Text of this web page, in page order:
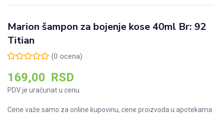
Marion šampon za bojenje kose 40ml Br: 92
Titian
(0 ocena)
169,00 RSD
PDV je uračunat u cenu.
Cene važe samo za online kupovinu, cene proizvoda u apotekama